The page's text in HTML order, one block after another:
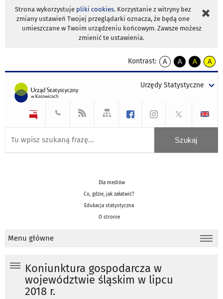
Strona wykorzystuje pliki cookies. Korzystanie z witryny bez
zmiany ustawień Twojej przeglądarki oznacza, że będą one
umieszczane w Twoim urządzeniu końcowym. Zawsze możesz
zmienić te ustawienia.
Kontrast:
A
kontrast
A
kontrast
tekst
czarnym
A
kontrast
tekst
czarnym
A
tekst
żółtym
Urzędy Statystyczne
Dla mediów
Co, gdzie, jak załatwić?
Edukacja statystyczna
O stronie
Menu główne
Koniunktura gospodarcza w
województwie śląskim w lipcu
2018 r.